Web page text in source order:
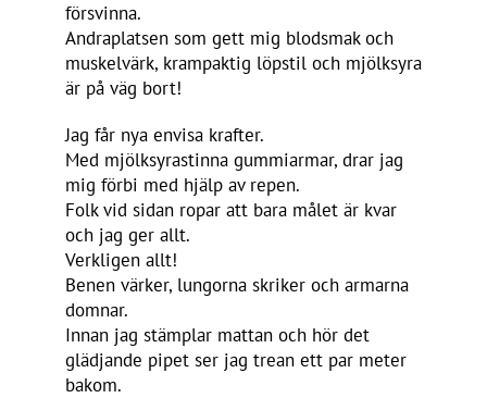
försvinna.
Andraplatsen som gett mig blodsmak och
muskelvärk, krampaktig löpstil och mjölksyra
är på väg bort!
Jag får nya envisa krafter.
Med mjölksyrastinna gummiarmar, drar jag
mig förbi med hjälp av repen.
Folk vid sidan ropar att bara målet är kvar
och jag ger allt.
Verkligen allt!
Benen värker, lungorna skriker och armarna
domnar.
Innan jag stämplar mattan och hör det
glädjande pipet ser jag trean ett par meter
bakom.